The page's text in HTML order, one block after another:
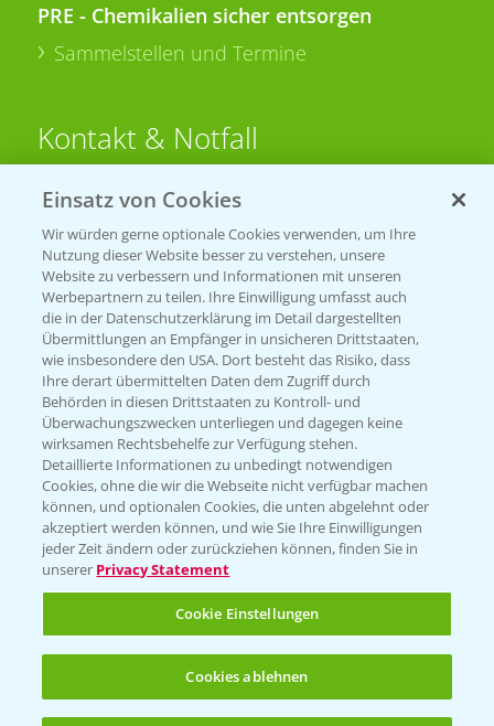
PRE - Chemikalien sicher entsorgen
Sammelstellen und Termine
Kontakt & Notfall
Beratung auf WhatsApp
T.+49 (0)174 346 564 1
KONTAKT
Hilfe in Notfällen
T.+49 (0)214/30-20220
Folgen Sie uns
Einsatz von Cookies
Wir würden gerne optionale Cookies verwenden, um Ihre
Nutzung dieser Website besser zu verstehen, unsere
Website zu verbessern und Informationen mit unseren
Werbepartnern zu teilen. Ihre Einwilligung umfasst auch
die in der Datenschutzerklärung im Detail dargestellten
Übermittlungen an Empfänger in unsicheren Drittstaaten,
wie insbesondere den USA. Dort besteht das Risiko, dass
Ihre derart übermittelten Daten dem Zugriff durch
Behörden in diesen Drittstaaten zu Kontroll- und
Überwachungszwecken unterliegen und dagegen keine
wirksamen Rechtsbehelfe zur Verfügung stehen.
Detaillierte Informationen zu unbedingt notwendigen
Cookies, ohne die wir die Webseite nicht verfügbar machen
können, und optionalen Cookies, die unten abgelehnt oder
akzeptiert werden können, und wie Sie Ihre Einwilligungen
jeder Zeit ändern oder zurückziehen können, finden Sie in
unserer Privacy Statement
Cookie Einstellungen
Cookies ablehnen